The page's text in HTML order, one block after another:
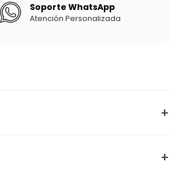
Soporte WhatsApp
Atención Personalizada
+
+